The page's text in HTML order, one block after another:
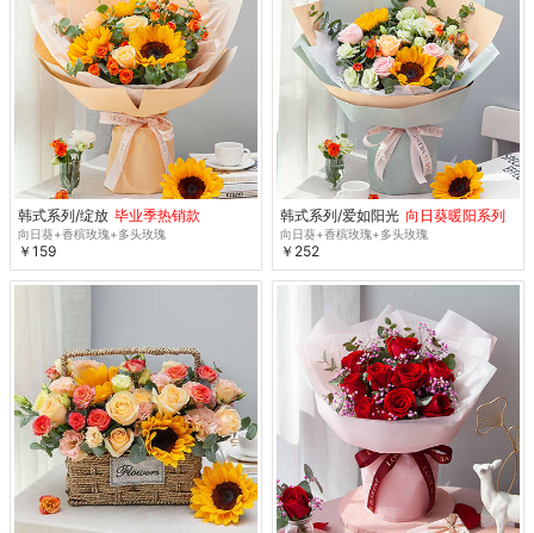
韩式系列/绽放 毕业季热销款
向日葵+香槟玫瑰+多头玫瑰
￥159
韩式系列/爱如阳光 向日葵暖阳系列
向日葵+香槟玫瑰+多头玫瑰
￥252